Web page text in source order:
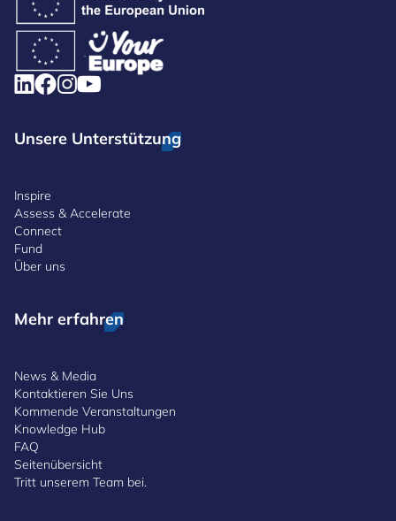
Unsere Unterstützung
Inspire
Assess & Accelerate
Connect
Fund
Über uns
Mehr erfahren
News & Media
Kontaktieren Sie Uns
Kommende Veranstaltungen
Knowledge Hub
FAQ
Seitenübersicht
Tritt unserem Team bei.